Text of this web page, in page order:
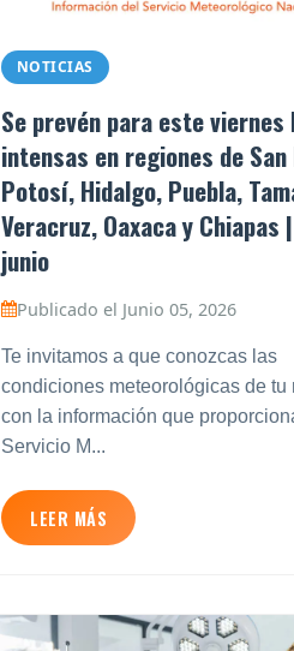
NOTICIAS
Se prevén para este viernes
intensas en regiones de San
Potosí, Hidalgo, Puebla,
Veracruz, Oaxaca y Chiapas
junio
Publicado el Junio 05, 2026
Te invitamos a que conozcas las
condiciones meteorológicas de tu
con la información que
Servicio M...
LEER MÁS